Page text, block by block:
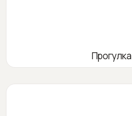
Прогулка